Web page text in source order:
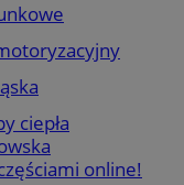
ciepła
online!